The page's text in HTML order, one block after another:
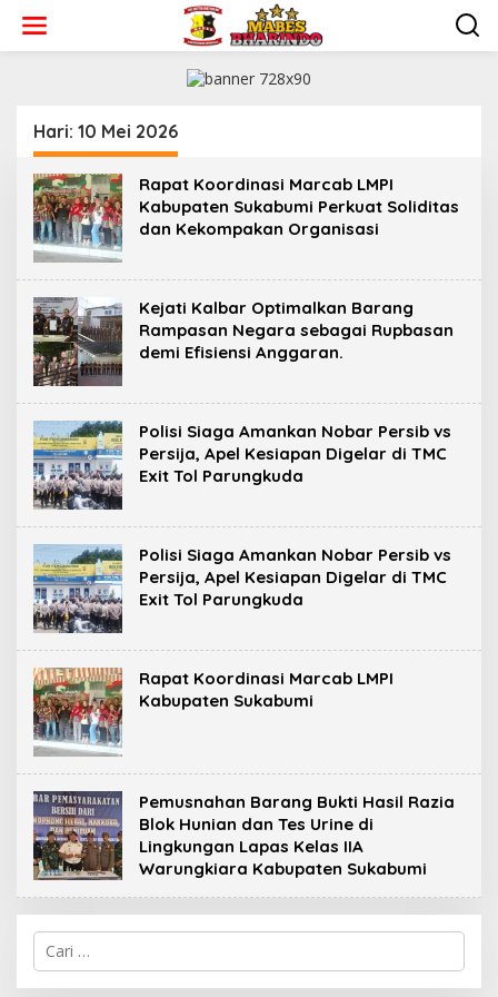
w
Hari: 10 Mei 2026
Rapat Koordinasi Marcab LMPI
Kabupaten Sukabumi Perkuat Soliditas
dan Kekompakan Organisasi
Kejati Kalbar Optimalkan Barang
Rampasan Negara sebagai Rupbasan
demi Efisiensi Anggaran.
‎Polisi Siaga Amankan Nobar Persib vs
Persija, Apel Kesiapan Digelar di TMC
Exit Tol Parungkuda ‎
‎Polisi Siaga Amankan Nobar Persib vs
Persija, Apel Kesiapan Digelar di TMC
Exit Tol Parungkuda
Rapat Koordinasi Marcab LMPI
Kabupaten Sukabumi
Pemusnahan Barang Bukti Hasil Razia
Blok Hunian dan Tes Urine di
Lingkungan Lapas Kelas IIA
Warungkiara Kabupaten Sukabumi
C